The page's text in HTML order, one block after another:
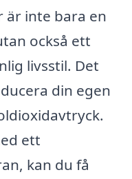
är inte bara en
också ett
livsstil. Det
din egen
ett
kan du få